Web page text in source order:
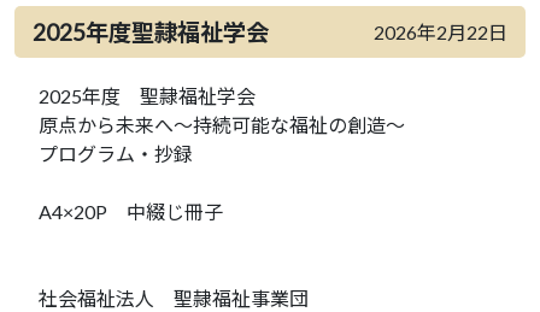
2025年度聖隷福祉学会 2026年2月22日
2025年度 聖隷福祉学会
原点から未来へ～持続可能な福祉の創造～
プログラム・抄録
A4×20P 中綴じ冊子
社会福祉法人 聖隷福祉事業団